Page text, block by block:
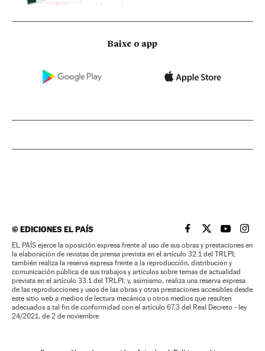
Baixe o app
©EDICIONES EL PAÍS EL PAÍS BRASIL EN
EL PAÍSEL PAÍS
EL
EL PAÍS ejerce la oposición expresa frente al uso de sus obras y prestaciones en
la elaboración de revistas de prensa prevista en el artículo 32.1 del TRLPI;
también realiza la reserva expresa frente a la reproducción, distribución y
comunicación pública de sus trabajos y artículos sobre temas de actualidad
prevista en el artículo 33.1 del TRLPI; y, asimismo, realiza una reserva expresa
de las reproducciones y usos de las obras y otras prestaciones accesibles desde
este sitio web a medios de lectura mecánica u otros medios que resulten
adecuados a tal fin de conformidad con el artículo 67.3 del Real Decreto - ley
24/2021, de 2 de noviembre